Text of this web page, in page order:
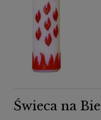
Świeca na